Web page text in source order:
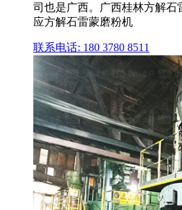
司也是广西。广西桂林方解石
应方解石雷蒙磨粉机
联系电话: 180 3780 8511